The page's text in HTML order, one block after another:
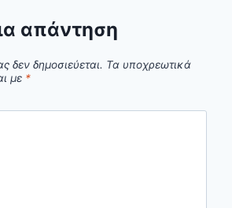
απάντηση
δεν δημοσιεύεται. Τα υποχρεωτικά
με *